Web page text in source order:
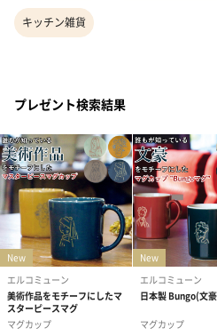
キッチン雑貨
プレゼント検索結果